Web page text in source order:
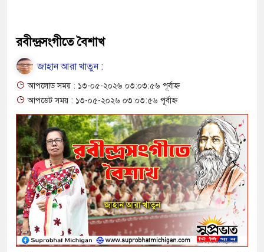
রবীন্দ্রসংগীতে বৈশাখ
জাহান আরা খাতুন :
আপলোড সময় : ১৩-০৫-২০২৬ ০৩:০৩:৫৬ পূর্বাহ্ন
আপডেট সময় : ১৩-০৫-২০২৬ ০৩:০৩:৫৬ পূর্বাহ্ন